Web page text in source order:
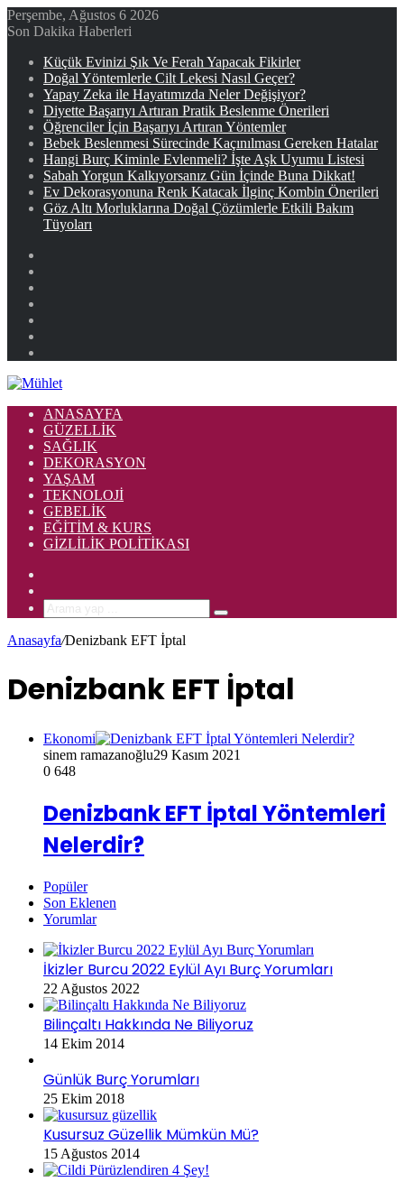
Perşembe, Ağustos 6 2026
Son Dakika Haberleri
Küçük Evinizi Şık Ve Ferah Yapacak Fikirler
Doğal Yöntemlerle Cilt Lekesi Nasıl Geçer?
Yapay Zeka ile Hayatımızda Neler Değişiyor?
Diyette Başarıyı Artıran Pratik Beslenme Önerileri
Öğrenciler İçin Başarıyı Artıran Yöntemler
Bebek Beslenmesi Sürecinde Kaçınılması Gereken Hatalar
Hangi Burç Kiminle Evlenmeli? İşte Aşk Uyumu Listesi
Sabah Yorgun Kalkıyorsanız Gün İçinde Buna Dikkat!
Ev Dekorasyonuna Renk Katacak İlginç Kombin Önerileri
Göz Altı Morluklarına Doğal Çözümlerle Etkili Bakım
Tüyoları
ANASAYFA
GÜZELLIK
SAĞLIK
DEKORASYON
YAŞAM
TEKNOLOJI
GEBELIK
EĞITIM & KURS
GIZLILIK POLITIKASI
Arama
Anasayfa/Denizbank EFT İptal
Denizbank EFT İptal
Ekonomi
sinem ramazanoğlu29 Kasım 2021
0 648
Denizbank EFT İptal Yöntemleri
Nelerdir?
Popüler
Son Eklenen
Yorumlar
İkizler Burcu 2022 Eylül Ayı Burç Yorumları
22 Ağustos 2022
Bilinçaltı Hakkında Ne Biliyoruz
14 Ekim 2014
Günlük Burç Yorumları
25 Ekim 2018
Kusursuz Güzellik Mümkün Mü?
15 Ağustos 2014